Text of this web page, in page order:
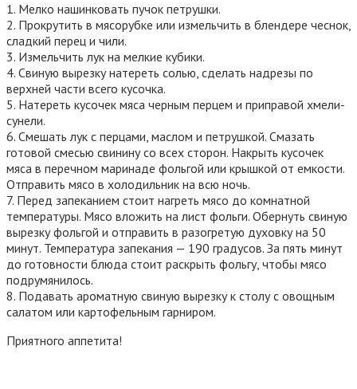
1. Мелко нашинковать пучок петрушки.
2. Прокрутить в мясорубке или измельчить в блендере чеснок,
сладкий перец и чили.
3. Измельчить лук на мелкие кубики.
4. Свиную вырезку натереть солью, сделать надрезы по
верхней части всего кусочка.
5. Натереть кусочек мяса черным перцем и приправой хмели-
сунели.
6. Смешать лук с перцами, маслом и петрушкой. Смазать
готовой смесью свинину со всех сторон. Накрыть кусочек
мяса в перечном маринаде фольгой или крышкой от емкости.
Отправить мясо в холодильник на всю ночь.
7. Перед запеканием стоит нагреть мясо до комнатной
температуры. Мясо вложить на лист фольги. Обернуть свиную
вырезку фольгой и отправить в разогретую духовку на 50
минут. Температура запекания — 190 градусов. За пять минут
до готовности блюда стоит раскрыть фольгу, чтобы мясо
подрумянилось.
8. Подавать ароматную свиную вырезку к столу с овощным
салатом или картофельным гарниром.
Приятного аппетита!